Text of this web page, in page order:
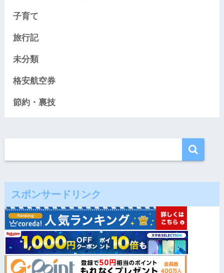
子育て
旅行記
未分類
格安航空券
節約・裏技
スポンサードリンク